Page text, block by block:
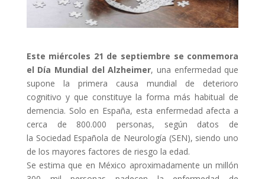
Este miércoles 21 de septiembre se conmemora
el Día Mundial del Alzheimer, una enfermedad que
supone la primera causa mundial de deterioro
cognitivo y que constituye la forma más habitual de
demencia. Solo en España, esta enfermedad afecta a
cerca de 800.000 personas, según datos de
la Sociedad Española de Neurología (SEN), siendo uno
de los mayores factores de riesgo la edad.
Se estima que en México aproximadamente un millón